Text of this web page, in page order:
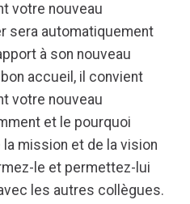
votre nouveau
sera automatiquement
à son nouveau
accueil, il convient
votre nouveau
et le pourquoi
mission et de la vision
le et permettez-lui
les autres collègues.